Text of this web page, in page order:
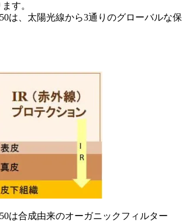
す。
は、太陽光線から3通りのグローバルな保
は合成由来のオーガニックフィルター